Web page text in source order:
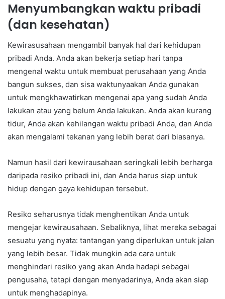
Menyumbangkan waktu pribadi
(dan kesehatan)
Kewirasusahaan mengambil banyak hal dari kehidupan
pribadi Anda. Anda akan bekerja setiap hari tanpa
mengenal waktu untuk membuat perusahaan yang Anda
bangun sukses, dan sisa waktunyaakan Anda gunakan
untuk mengkhawatirkan mengenai apa yang sudah Anda
lakukan atau yang belum Anda lakukan. Anda akan kurang
tidur, Anda akan kehilangan waktu pribadi Anda, dan Anda
akan mengalami tekanan yang lebih berat dari biasanya.
Namun hasil dari kewirausahaan seringkali lebih berharga
daripada resiko pribadi ini, dan Anda harus siap untuk
hidup dengan gaya kehidupan tersebut.
Resiko seharusnya tidak menghentikan Anda untuk
mengejar kewirausahaan. Sebaliknya, lihat mereka sebagai
sesuatu yang nyata: tantangan yang diperlukan untuk jalan
yang lebih besar. Tidak mungkin ada cara untuk
menghindari resiko yang akan Anda hadapi sebagai
pengusaha, tetapi dengan menyadarinya, Anda akan siap
untuk menghadapinya.